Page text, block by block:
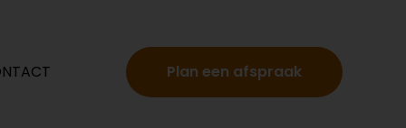
Plan een afspraak